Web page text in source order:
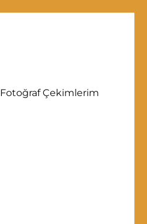
Fotoğraf Çekimlerim